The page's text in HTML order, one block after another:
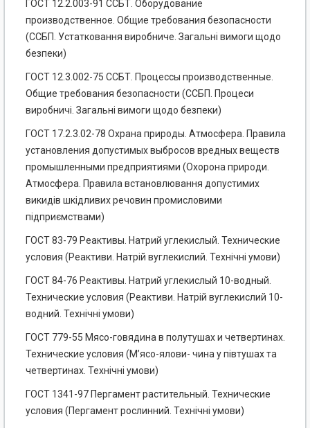
ГОСТ 12.2.003-91 ССБТ. Оборудование
производственное. Общие требования безопасности
(ССБП. Устатковання виробниче. Загальні вимоги щодо
безпеки)
ГОСТ 12.3.002-75 ССБТ. Процессы производственные.
Общие требования безопасности (ССБП. Процеси
виробничі. Загальні вимоги щодо безпеки)
ГОСТ 17.2.3.02-78 Охрана природы. Атмосфера. Правила
установления допустимых выбросов вредных веществ
промышленными предприятиями (Охорона природи.
Атмосфера. Правила встановлювання допустимих
викидів шкідливих речовин промисловими
підприємствами)
ГОСТ 83-79 Реактивы. Натрий углекислый. Технические
условия (Реактиви. Натрій вуглекислий. Технічні умови)
ГОСТ 84-76 Реактивы. Натрий углекислый 10-водный.
Технические условия (Реактиви. Натрій вуглекислий 10-
водний. Технічні умови)
ГОСТ 779-55 Мясо-говядина в полутушах и четвертинах.
Технические условия (М’ясо-ялови- чина у півтушах та
четвертинах. Технічні умови)
ГОСТ 1341-97 Пергамент растительный. Технические
условия (Пергамент рослинний. Технічні умови)